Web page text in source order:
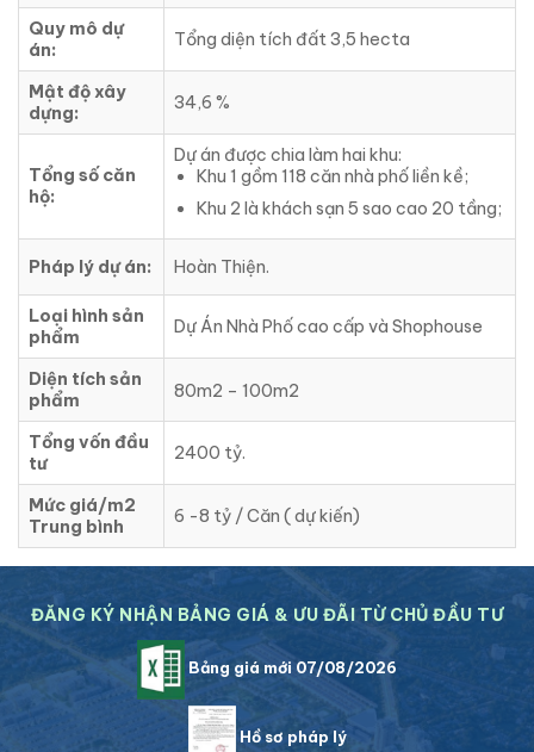
Quy mô dự
án:
Tổng diện tích đất 3,5 hecta
Mật độ xây
dựng:
34,6 %
Tổng số căn
hộ:
Dự án được chia làm hai khu:
Khu 1 gồm 118 căn nhà phố liền kề;
Khu 2 là khách sạn 5 sao cao 20 tầng;
Pháp lý dự án: Hoàn Thiện.
Loại hình sản
phẩm
Dự Án Nhà Phố cao cấp và Shophouse
Diện tích sản
phẩm
80m2 – 100m2
Tổng vốn đầu
tư
2400 tỷ.
Mức giá/m2
Trung bình
6 -8 tỷ / Căn ( dự kiến)
ĐĂNG KÝ NHẬN BẢNG GIÁ & ƯU ĐÃI TỪ CHỦ ĐẦU TƯ
Bảng giá mới 07/08/2026
Hồ sơ pháp lý